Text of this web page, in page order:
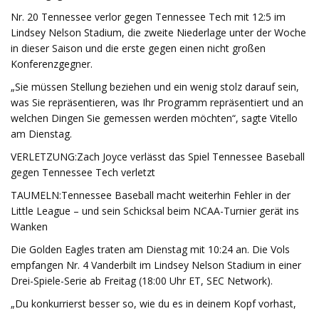
Nr. 20 Tennessee verlor gegen Tennessee Tech mit 12:5 im
Lindsey Nelson Stadium, die zweite Niederlage unter der Woche
in dieser Saison und die erste gegen einen nicht großen
Konferenzgegner.
„Sie müssen Stellung beziehen und ein wenig stolz darauf sein,
was Sie repräsentieren, was Ihr Programm repräsentiert und an
welchen Dingen Sie gemessen werden möchten“, sagte Vitello
am Dienstag.
VERLETZUNG:Zach Joyce verlässt das Spiel Tennessee Baseball
gegen Tennessee Tech verletzt
TAUMELN:Tennessee Baseball macht weiterhin Fehler in der
Little League – und sein Schicksal beim NCAA-Turnier gerät ins
Wanken
Die Golden Eagles traten am Dienstag mit 10:24 an. Die Vols
empfangen Nr. 4 Vanderbilt im Lindsey Nelson Stadium in einer
Drei-Spiele-Serie ab Freitag (18:00 Uhr ET, SEC Network).
„Du konkurrierst besser so, wie du es in deinem Kopf vorhast,